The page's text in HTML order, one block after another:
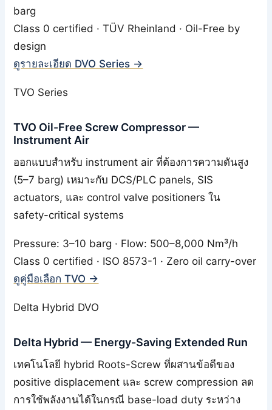
barg
Class 0 certified · TÜV Rheinland · Oil-Free by
design
ดูรายละเอียด DVO Series →
TVO Series
TVO Oil-Free Screw Compressor —
Instrument Air
ออกแบบสำหรับ instrument air ที่ต้องการความดันสูง
(5–7 barg) เหมาะกับ DCS/PLC panels, SIS
actuators, และ control valve positioners ใน
safety-critical systems
Pressure: 3–10 barg · Flow: 500–8,000 Nm³/h
Class 0 certified · ISO 8573-1 · Zero oil carry-over
ดูคู่มือเลือก TVO →
Delta Hybrid DVO
Delta Hybrid — Energy-Saving Extended Run
เทคโนโลยี hybrid Roots-Screw ที่ผสานข้อดีของ
positive displacement และ screw compression ลด
การใช้พลังงานได้ในกรณี base-load duty ระหว่าง